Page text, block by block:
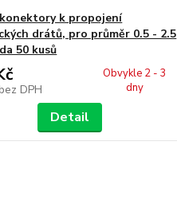
k propojení
drátů, pro průměr 0.5 - 2.5
50 kusů
bez DPH
Obvykle 2 - 3
dny
Detail